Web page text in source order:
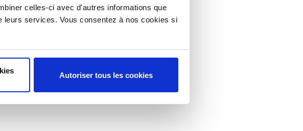
celles-ci avec d'autres informations que
services. Vous consentez à nos cookies si
Autoriser tous les cookies